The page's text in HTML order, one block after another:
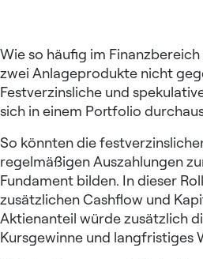
Wie so häufig im
zwei Anlageprodukte nicht
Festverzinsliche und
sich in einem Portfolio
So könnten die
regelmäßigen Auszahlungen
Fundament bilden. In dieser
zusätzlichen Cashflow und
Aktienanteil würde zusätzlich
Kursgewinne und langfristiges